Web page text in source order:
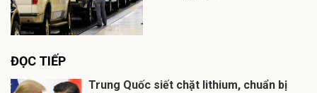
ĐỌC TIẾP
Trung Quốc siết chặt lithium, chuẩn bị